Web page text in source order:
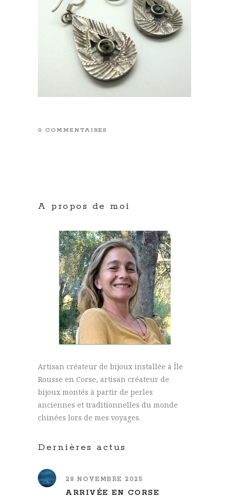
0 COMMENTAIRES
A propos de moi
Artisan créateur de bijoux installée à Île
Rousse en Corse, artisan créateur de
bijoux montés à partir de perles
anciennes et traditionnelles du monde
chinées lors de mes voyages.
Dernières actus
28 NOVEMBRE 2025
ARRIVÉE EN CORSE